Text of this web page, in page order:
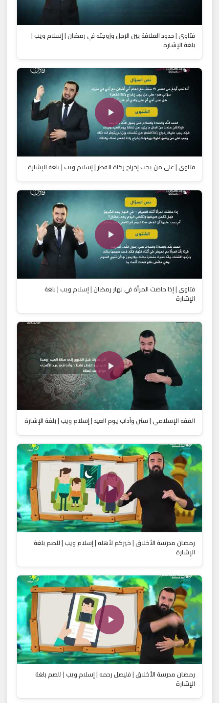
فتاوى | حدود العلاقة بين الرجل وزوجته في رمضان | إسلام ويب |
بلغة الإشارة
فتاوى | على من يجب إخراج زكاة الفطر | إسلام ويب | بلغة الإشارة
فتاوى | إذا حاضت المرأة في نهار رمضان | إسلام ويب | بلغة
الإشارة
الفقه الإسلامي | ‎سنن وآداب يوم العيد | إسلام ويب | بلغة الإشارة
رمضان مدرسة الأخلاق | خيركم لأهله | إسلام ويب | للصم بلغة
الإشارة
رمضان مدرسة الأخلاق | فليصل رحمه | إسلام ويب | للصم بلغة
الإشارة